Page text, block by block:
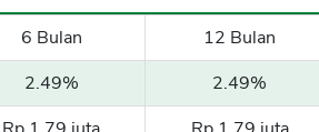
6 Bulan
12 Bulan
2.49%
2.49%